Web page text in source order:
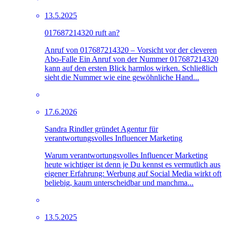
13.5.2025
017687214320 ruft an?
Anruf von 017687214320 – Vorsicht vor der cleveren
Abo-Falle Ein Anruf von der Nummer 017687214320
kann auf den ersten Blick harmlos wirken. Schließlich
sieht die Nummer wie eine gewöhnliche Hand...
17.6.2026
Sandra Rindler gründet Agentur für
verantwortungsvolles Influencer Marketing
Warum verantwortungsvolles Influencer Marketing
heute wichtiger ist denn je Du kennst es vermutlich aus
eigener Erfahrung: Werbung auf Social Media wirkt oft
beliebig, kaum unterscheidbar und manchma...
13.5.2025